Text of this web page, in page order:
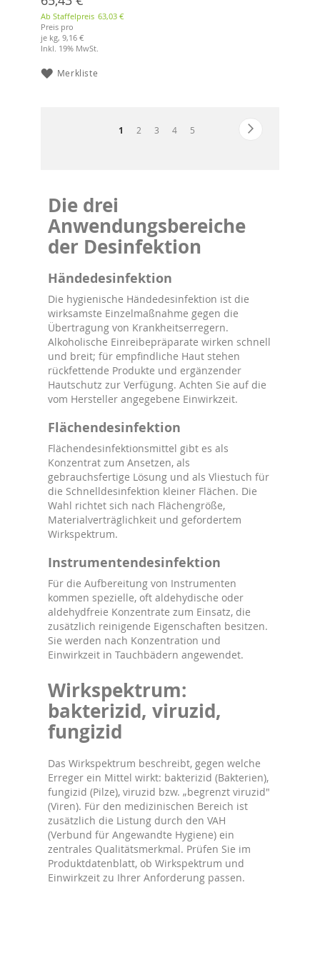
Ab Staffelpreis 63,03 €
Preis pro
je kg, 9,16 €
Inkl. 19% MwSt.
Merkliste
Seite
Sie
1 Seite
2 Seite
3 Seite
4 Seite
5
Die drei
Anwendungsbereiche
der Desinfektion
Händedesinfektion
Die hygienische Händedesinfektion ist die
wirksamste Einzelmaßnahme gegen die
Übertragung von Krankheitserregern.
Alkoholische Einreibepräparate wirken schnell
und breit; für empfindliche Haut stehen
rückfettende Produkte und ergänzender
Hautschutz zur Verfügung. Achten Sie auf die
vom Hersteller angegebene Einwirkzeit.
Flächendesinfektion
Flächendesinfektionsmittel gibt es als
Konzentrat zum Ansetzen, als
gebrauchsfertige Lösung und als Vliestuch für
die Schnelldesinfektion kleiner Flächen. Die
Wahl richtet sich nach Flächengröße,
Materialverträglichkeit und gefordertem
Wirkspektrum.
Instrumentendesinfektion
Für die Aufbereitung von Instrumenten
kommen spezielle, oft aldehydische oder
aldehydfreie Konzentrate zum Einsatz, die
zusätzlich reinigende Eigenschaften besitzen.
Sie werden nach Konzentration und
Einwirkzeit in Tauchbädern angewendet.
Wirkspektrum:
bakterizid, viruzid,
fungizid
Das Wirkspektrum beschreibt, gegen welche
Erreger ein Mittel wirkt: bakterizid (Bakterien),
fungizid (Pilze), viruzid bzw. „begrenzt viruzid"
(Viren). Für den medizinischen Bereich ist
zusätzlich die Listung durch den VAH
(Verbund für Angewandte Hygiene) ein
zentrales Qualitätsmerkmal. Prüfen Sie im
Produktdatenblatt, ob Wirkspektrum und
Einwirkzeit zu Ihrer Anforderung passen.